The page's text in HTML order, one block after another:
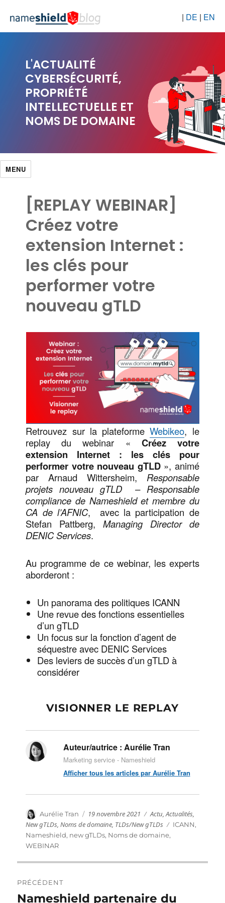
| DE | EN
L'ACTUALITÉ
CYBERSÉCURITÉ,
PROPRIÉTÉ
INTELLECTUELLE ET
NOMS DE DOMAINE
MENU
[REPLAY WEBINAR]
Créez votre
extension Internet :
les clés pour
performer votre
nouveau gTLD
Retrouvez sur la plateformeWebikeo, le
replay du webinar « Créez votre
extension Internet : les clés pour
performer votre nouveau gTLD», animé
par Arnaud Wittersheim, Responsable
projets nouveau gTLD – Responsable
compliance de Nameshield et membre du
CA de l’AFNIC, avec la participation de
Stefan Pattberg, Managing Director de
DENIC Services.
Au programme de ce webinar, les experts
aborderont :
Un panorama des politiques ICANN
Une revue des fonctions essentielles
d’un gTLD
Un focus sur la fonction d’agent de
séquestre avec DENIC Services
Des leviers de succès d’un gTLD à
considérer
VISIONNER LE REPLAY
Auteur/autrice : Aurélie Tran
Marketing service - Nameshield
Afficher tous les articles par Aurélie Tran
Auteur
Aurélie Tran Publié
le
19 novembre 2021 Catégories
Actu,Actualités,
New gTLDs,Noms de domaine, TLDs/New gTLDs Étiquettes
ICANN,
Nameshield, new gTLDs, Noms de domaine,
WEBINAR
de
PRÉCÉDENT
Publication
Nameshield partenaire du